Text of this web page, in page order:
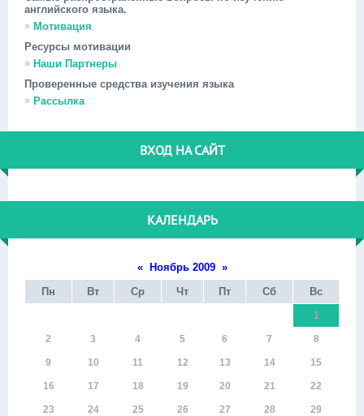
английского языка.
Мотивация
Ресурсы мотивации
Наши Партнеры
Проверенные средства изучения языка
Рассылка
ВХОД НА САЙТ
КАЛЕНДАРЬ
« Ноябрь 2009 »
Пн
Вт Ср Чт Пт Сб Вс
1
2 3 4 5 6 7 8
9 10 11 12 13 14 15
16 17 18 19 20 21 22
23 24 25 26 27 28 29